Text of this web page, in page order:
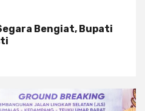
Bengiat, Bupati